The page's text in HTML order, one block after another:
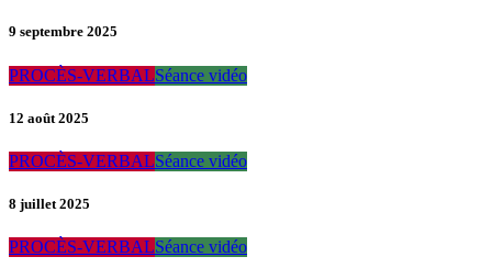
9 septembre 2025
PROCÈS-VERBALSéance vidéo
12 août 2025
PROCÈS-VERBALSéance vidéo
8 juillet 2025
PROCÈS-VERBALSéance vidéo